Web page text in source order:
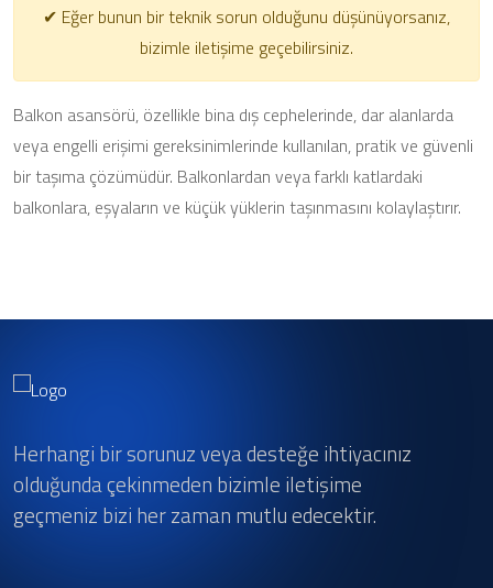
✔ Eğer bunun bir teknik sorun olduğunu düşünüyorsanız,
bizimle iletişime geçebilirsiniz.
Balkon asansörü, özellikle bina dış cephelerinde, dar alanlarda
veya engelli erişimi gereksinimlerinde kullanılan, pratik ve güvenli
bir taşıma çözümüdür. Balkonlardan veya farklı katlardaki
balkonlara, eşyaların ve küçük yüklerin taşınmasını kolaylaştırır.
Herhangi bir sorunuz veya desteğe ihtiyacınız
olduğunda çekinmeden bizimle iletişime
geçmeniz bizi her zaman mutlu edecektir.